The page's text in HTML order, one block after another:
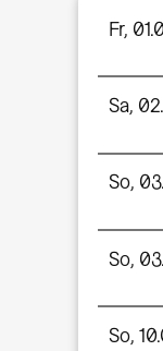
Fr,
Sa,
So,
So,
So,